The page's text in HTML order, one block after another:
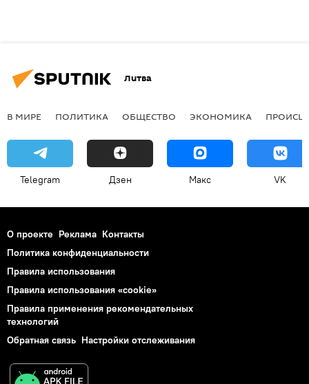
Литва
В МИРЕ ПОЛИТИКА ОБЩЕСТВО ЭКОНОМИКА
Telegram Дзен Макс VK
О проекте Реклама Контакты
Политика конфиденциальности
Правила использования
Правила использования «cookie»
Правила применения рекомендательных
технологий
Обратная связь Настройки отслеживания